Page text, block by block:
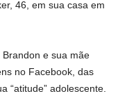
46, em sua casa em
e sua mãe
no Facebook, das
“atitude” adolescente.